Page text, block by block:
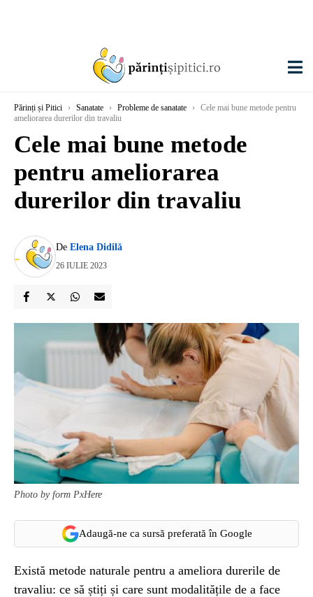
Părinți și Pitici › Sanatate › Probleme de sanatate ›
Cele mai bune metode pentru
ameliorarea durerilor din travaliu
Cele mai bune metode
pentru ameliorarea
durerilor din travaliu
De Elena Didilă
26 IULIE 2023
Photo by form PxHere
Adaugă-ne ca sursă preferată în Google
Există metode naturale pentru a ameliora durerile de
travaliu: ce să știți și care sunt modalitățile de a face